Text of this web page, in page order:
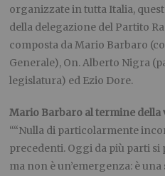
organizzate in tutta Italia,
della delegazione del Partito
composta da Mario Barbaro
Generale), On. Alberto Nigra
legislatura) ed Ezio Dore.
Mario Barbaro al termine della
““Nulla di particolarmente
precedenti. Oggi da più parti si
ma non è un’emergenza: è